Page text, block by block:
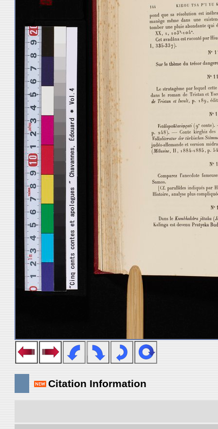
Citation Information